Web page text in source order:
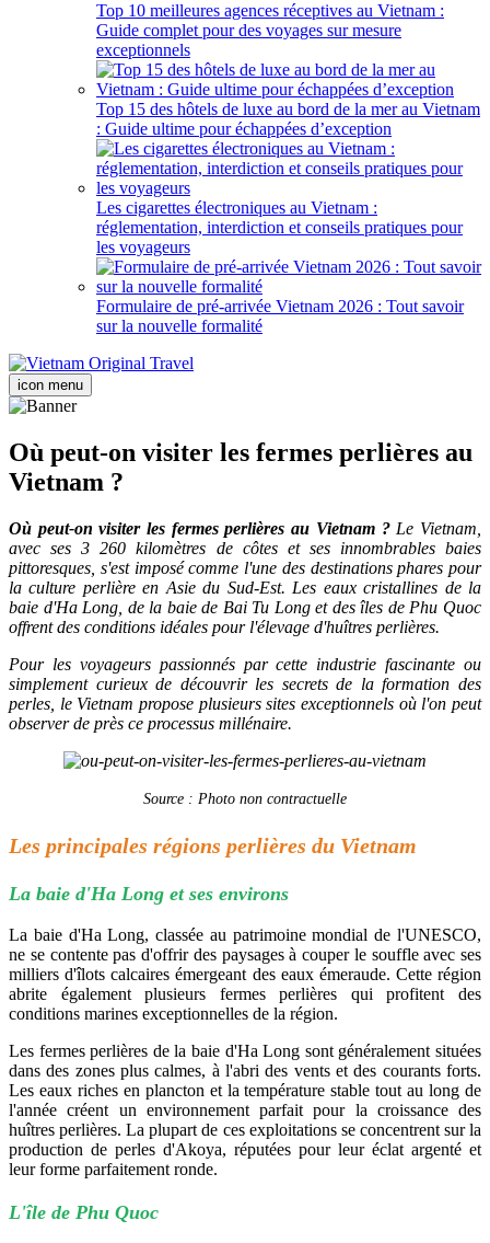
Top 10 meilleures agences réceptives au Vietnam :
Guide complet pour des voyages sur mesure
exceptionnels
Top 15 des hôtels de luxe au bord de la mer au Vietnam
: Guide ultime pour échappées d’exception
Les cigarettes électroniques au Vietnam :
réglementation, interdiction et conseils pratiques pour
les voyageurs
Formulaire de pré-arrivée Vietnam 2026 : Tout savoir
sur la nouvelle formalité
icon menu
Où peut-on visiter les fermes perlières au
Vietnam ?
Où peut-on visiter les fermes perlières au Vietnam ? Le Vietnam,
avec ses 3 260 kilomètres de côtes et ses innombrables baies
pittoresques, s'est imposé comme l'une des destinations phares pour
la culture perlière en Asie du Sud-Est. Les eaux cristallines de la
baie d'Ha Long, de la baie de Bai Tu Long et des îles de Phu Quoc
offrent des conditions idéales pour l'élevage d'huîtres perlières.
Pour les voyageurs passionnés par cette industrie fascinante ou
simplement curieux de découvrir les secrets de la formation des
perles, le Vietnam propose plusieurs sites exceptionnels où l'on peut
observer de près ce processus millénaire.
Source : Photo non contractuelle
Les principales régions perlières du Vietnam
La baie d'Ha Long et ses environs
La baie d'Ha Long, classée au patrimoine mondial de l'UNESCO,
ne se contente pas d'offrir des paysages à couper le souffle avec ses
milliers d'îlots calcaires émergeant des eaux émeraude. Cette région
abrite également plusieurs fermes perlières qui profitent des
conditions marines exceptionnelles de la région.
Les fermes perlières de la baie d'Ha Long sont généralement situées
dans des zones plus calmes, à l'abri des vents et des courants forts.
Les eaux riches en plancton et la température stable tout au long de
l'année créent un environnement parfait pour la croissance des
huîtres perlières. La plupart de ces exploitations se concentrent sur la
production de perles d'Akoya, réputées pour leur éclat argenté et
leur forme parfaitement ronde.
L'île de Phu Quoc